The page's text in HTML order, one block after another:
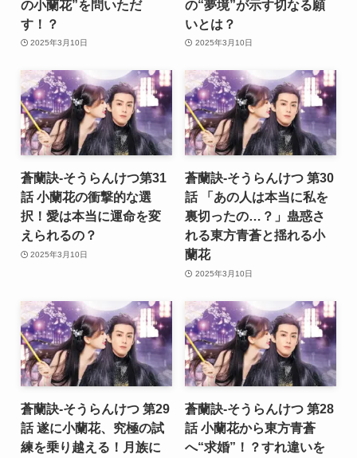
の小蘭花”を問いただ
す！？
2025年3月10日
の“夢境”が示す切なる願
いとは？
2025年3月10日
蒼蘭訣-そうらんけつ第31
話 小蘭花の衝撃的な選
択！愛は本当に運命を変
えられるの？
2025年3月10日
蒼蘭訣-そうらんけつ 第30
話 「あの人は本当に私を
裏切ったの…？」蛊惑さ
れる東方青蒼と揺れる小
蘭花
2025年3月10日
蒼蘭訣-そうらんけつ 第29
話 遂に小蘭花、究極の試
練を乗り越える！月族に
蒼蘭訣-そうらんけつ 第28
話 小蘭花から東方青蒼
へ“求婚”！？すれ違いを